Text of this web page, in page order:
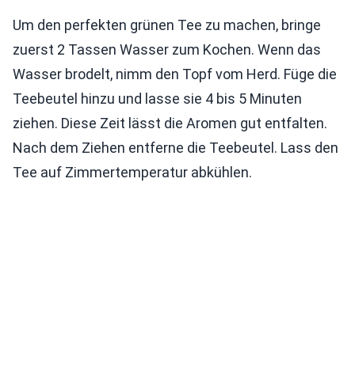
Um den perfekten grünen Tee zu machen, bringe
zuerst 2 Tassen Wasser zum Kochen. Wenn das
Wasser brodelt, nimm den Topf vom Herd. Füge die
Teebeutel hinzu und lasse sie 4 bis 5 Minuten
ziehen. Diese Zeit lässt die Aromen gut entfalten.
Nach dem Ziehen entferne die Teebeutel. Lass den
Tee auf Zimmertemperatur abkühlen.